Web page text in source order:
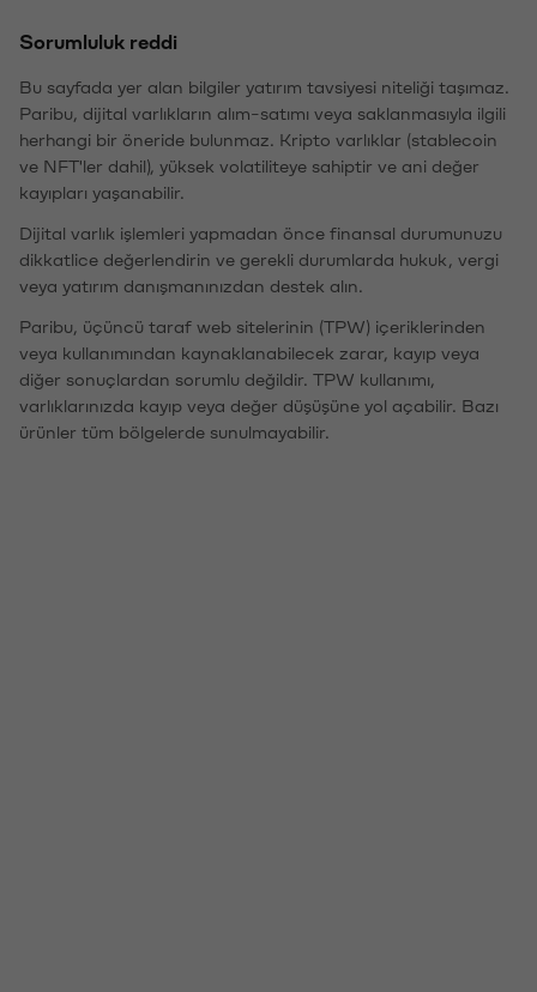
Sorumluluk reddi
Bu sayfada yer alan bilgiler yatırım tavsiyesi niteliği taşımaz.
Paribu, dijital varlıkların alım-satımı veya saklanmasıyla ilgili
herhangi bir öneride bulunmaz. Kripto varlıklar (stablecoin
ve NFT'ler dahil), yüksek volatiliteye sahiptir ve ani değer
kayıpları yaşanabilir.
Dijital varlık işlemleri yapmadan önce finansal durumunuzu
dikkatlice değerlendirin ve gerekli durumlarda hukuk, vergi
veya yatırım danışmanınızdan destek alın.
Paribu, üçüncü taraf web sitelerinin (TPW) içeriklerinden
veya kullanımından kaynaklanabilecek zarar, kayıp veya
diğer sonuçlardan sorumlu değildir. TPW kullanımı,
varlıklarınızda kayıp veya değer düşüşüne yol açabilir. Bazı
ürünler tüm bölgelerde sunulmayabilir.